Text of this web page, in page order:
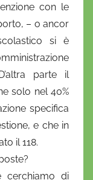
con le
– o ancor
si è
parte il
solo nel 40%
specifica
e che in
il 118.
cerchiamo di